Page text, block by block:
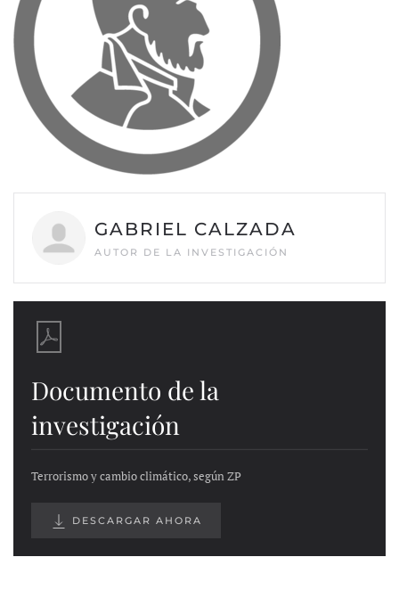
GABRIEL CALZADA
AUTOR DE LA INVESTIGACIÓN
Documento de la
investigación
Terrorismo y cambio climático, según ZP
DESCARGAR AHORA